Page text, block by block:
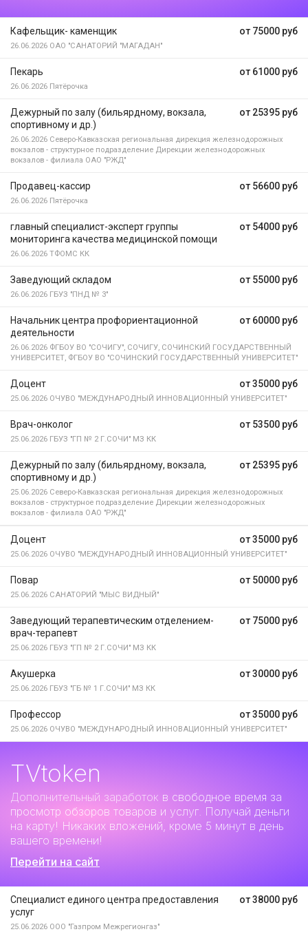
от 75000 руб
Кафельщик- каменщик
26.06.2026 ОАО "САНАТОРИЙ "МАГАДАН"
от 61000 руб
Пекарь
26.06.2026 Пятёрочка
от 25395 руб
Дежурный по залу (бильярдному, вокзала,
спортивному и др.)
26.06.2026 Северо-Кавказская региональная дирекция железнодорожных
вокзалов - структурное подразделение Дирекции железнодорожных
вокзалов - филиала ОАО "РЖД"
от 56600 руб
Продавец-кассир
26.06.2026 Пятёрочка
от 54000 руб
главный специалист-эксперт группы
мониторинга качества медицинской помощи
26.06.2026 ТФОМС КК
от 55000 руб
Заведующий складом
26.06.2026 ГБУЗ "ПНД № 3"
от 60000 руб
Начальник центра профориентационной
деятельности
26.06.2026 ФГБОУ ВО "СОЧИГУ", СОЧИГУ, СОЧИНСКИЙ ГОСУДАРСТВЕННЫЙ
УНИВЕРСИТЕТ, ФГБОУ ВО "СОЧИНСКИЙ ГОСУДАРСТВЕННЫЙ УНИВЕРСИТЕТ"
от 35000 руб
Доцент
25.06.2026 ОЧУВО "МЕЖДУНАРОДНЫЙ ИННОВАЦИОННЫЙ УНИВЕРСИТЕТ"
от 53500 руб
Врач-онколог
25.06.2026 ГБУЗ "ГП № 2 Г.СОЧИ" МЗ КК
от 25395 руб
Дежурный по залу (бильярдному, вокзала,
спортивному и др.)
25.06.2026 Северо-Кавказская региональная дирекция железнодорожных
вокзалов - структурное подразделение Дирекции железнодорожных
вокзалов - филиала ОАО "РЖД"
от 35000 руб
Доцент
25.06.2026 ОЧУВО "МЕЖДУНАРОДНЫЙ ИННОВАЦИОННЫЙ УНИВЕРСИТЕТ"
от 50000 руб
Повар
25.06.2026 САНАТОРИЙ "МЫС ВИДНЫЙ"
от 75000 руб
Заведующий терапевтическим отделением-
врач-терапевт
25.06.2026 ГБУЗ "ГП № 2 Г.СОЧИ" МЗ КК
от 30000 руб
Акушерка
25.06.2026 ГБУЗ "ГБ № 1 Г.СОЧИ" МЗ КК
от 35000 руб
Профессор
25.06.2026 ОЧУВО "МЕЖДУНАРОДНЫЙ ИННОВАЦИОННЫЙ УНИВЕРСИТЕТ"
TVtoken
Дополнительный заработок в свободное время за
просмотр обзоров товаров и услуг. Получай деньги
на карту! Никаких вложений, кроме 5 минут в день
вашего времени!
Перейти на сайт
от 38000 руб
Специалист единого центра предоставления
услуг
25.06.2026 ООО "Газпром Межрегионгаз"